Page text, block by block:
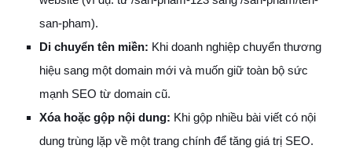
san-pham).
Di chuyển tên miền: Khi doanh nghiệp chuyển thương
hiệu sang một domain mới và muốn giữ toàn bộ sức
mạnh SEO từ domain cũ.
Xóa hoặc gộp nội dung: Khi gộp nhiều bài viết có nội
dung trùng lặp về một trang chính để tăng giá trị SEO.